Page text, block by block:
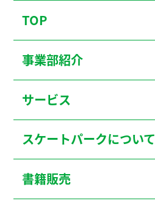
TOP
事業部紹介
サービス
スケートパークについて
書籍販売